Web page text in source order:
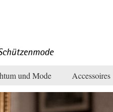
und Mode Accessoires